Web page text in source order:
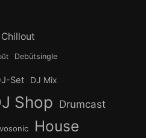
Chillout
Debütsingle
Set DJ Mix
Shop Drumcast
House